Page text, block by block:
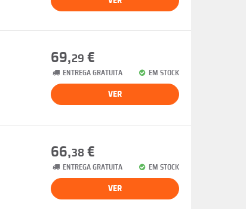
69,29 €
ENTREGA GRATUITA EM STOCK
VER
66,38 €
ENTREGA GRATUITA EM STOCK
VER